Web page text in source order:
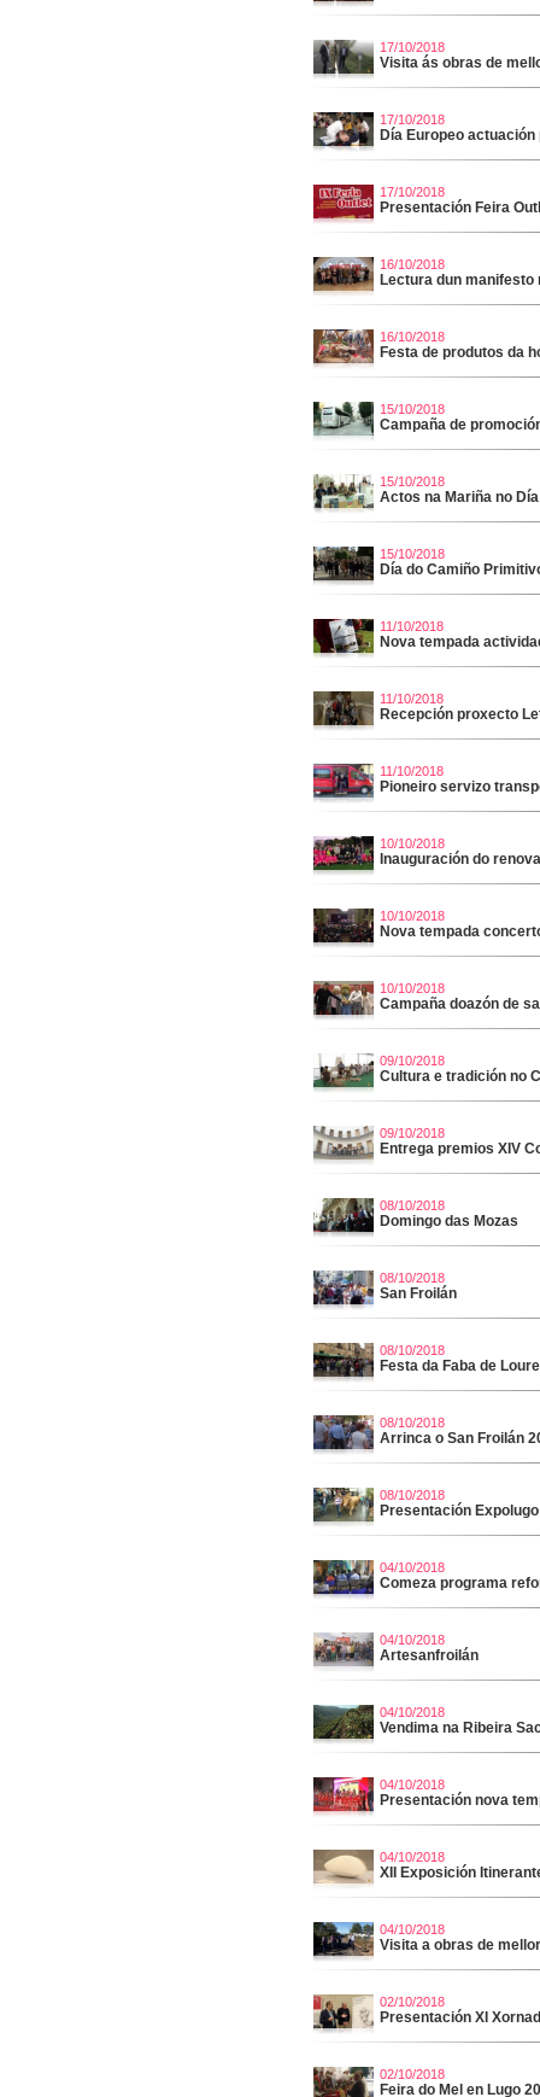
17/10/2018
Visita ás obras de
17/10/2018
Día Europeo
17/10/2018
Presentación Feira
16/10/2018
Lectura dun manifesto
16/10/2018
Festa de produtos da
15/10/2018
Campaña de
15/10/2018
Actos na Mariña no
15/10/2018
Día do Camiño
11/10/2018
Nova tempada
11/10/2018
Recepción proxecto
11/10/2018
Pioneiro servizo
10/10/2018
Inauguración do
10/10/2018
Nova tempada
10/10/2018
Campaña doazón de
09/10/2018
Cultura e tradición no
09/10/2018
Entrega premios XIV
08/10/2018
Domingo das Mozas
08/10/2018
San Froilán
08/10/2018
Festa da Faba de
08/10/2018
Arrinca o San Froilán
08/10/2018
Presentación
04/10/2018
Comeza programa
04/10/2018
Artesanfroilán
04/10/2018
Vendima na Ribeira
04/10/2018
Presentación nova
04/10/2018
XII Exposición
04/10/2018
Visita a obras de
02/10/2018
Presentación XI
02/10/2018
Feira do Mel en Lugo